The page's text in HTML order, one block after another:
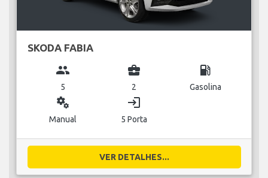
SKODA FABIA
group
5
business_center
2
local_gas_station
Gasolina
miscellaneous_services
Manual
login
5 Porta
VER DETALHES...